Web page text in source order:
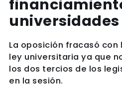
universidades
La oposición fracasó con
ley universitaria ya que
los dos tercios de los
en la sesión.